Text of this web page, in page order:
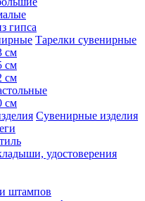
гипса
Тарелки сувенирные
см
см
см
см
Сувенирные изделия
удостоверения
штампов